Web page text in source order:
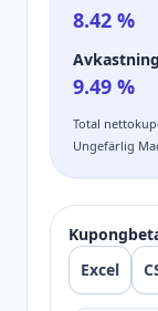
8.42 %
9.49 %
Total
Ungefärlig
Excel